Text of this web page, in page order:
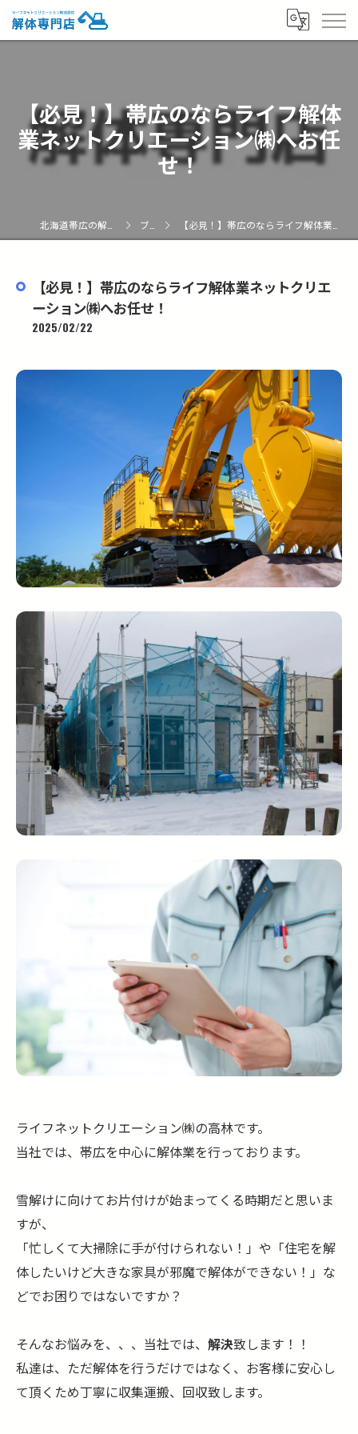
【必見！】帯広のならライフ解体
業ネットクリエーション㈱へお任
せ！
ブログ 【必見！】帯広のならライフ解体業ネットクリエーション㈱へお任せ！
【必見！】帯広のならライフ解体業ネットクリエ
ーション㈱へお任せ！
2025/02/22
ライフネットクリエーション㈱の高林です。
当社では、帯広を中心に解体業を行っております。
雪解けに向けてお片付けが始まってくる時期だと思いま
すが、
「忙しくて大掃除に手が付けられない！」や「住宅を解
体したいけど大きな家具が邪魔で解体ができない！」な
どでお困りではないですか？
そんなお悩みを、、、当社では、 解決致します！！
私達は、ただ解体を行うだけではなく、お客様に安心し
て頂くため丁寧に収集運搬、回収致します。